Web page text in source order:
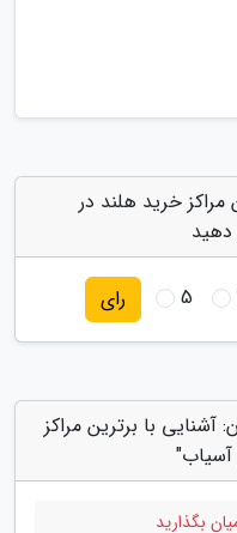
مراکز خرید هلند در
دهید
5 رای
آشنایی با برترین مراکز
آسیاب"
بگذارید